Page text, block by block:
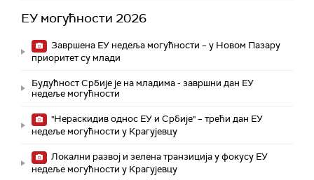
ЕУ могућности 2026
Завршена ЕУ недеља могућности – у Новом Пазару
приоритет су млади
Будућност Србије је на младима - завршни дан ЕУ
недеље могућности
"Нераскидив однос ЕУ и Србије" – трећи дан ЕУ
недеље могућности у Крагујевцу
Локални развој и зелена транзиција у фокусу ЕУ
недеље могућности у Крагујевцу